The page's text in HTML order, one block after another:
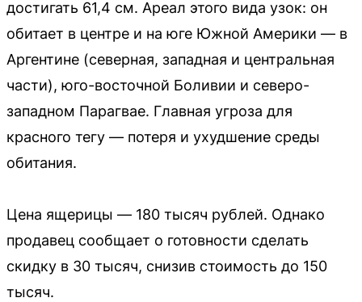
достигать 61,4 см. Ареал этого вида узок: он
обитает в центре и на юге Южной Америки — в
Аргентине (северная, западная и центральная
части), юго-восточной Боливии и северо-
западном Парагвае. Главная угроза для
красного тегу — потеря и ухудшение среды
обитания.
Цена ящерицы — 180 тысяч рублей. Однако
продавец сообщает о готовности сделать
скидку в 30 тысяч, снизив стоимость до 150
тысяч.